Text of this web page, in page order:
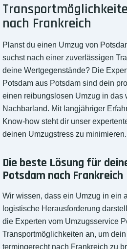
nach Frankreich
Planst du einen Umzug von
suchst nach einer zuverlässigen
deine Wertgegenstände? Die
Potsdam aus Potsdam sind dein
einen reibungslosen Umzug in das
Nachbarland. Mit langjähriger
Know-how steht dir unser
deinen Umzugstress zu minimieren.
Die beste Lösung für
Potsdam nach Frankreich
Wir wissen, dass ein Umzug in ein
logistische Herausforderung
die Experten vom Umzugsservice
Transportmöglichkeiten an, um
termingerecht nach Frankreich zu